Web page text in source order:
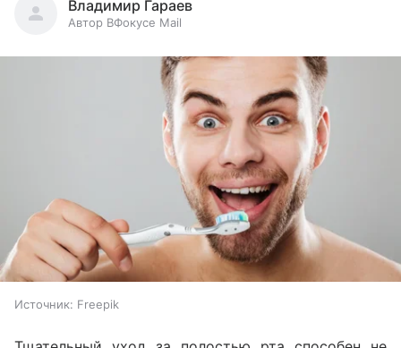
Владимир Гараев
Автор ВФокусе Mail
Источник: Freepik